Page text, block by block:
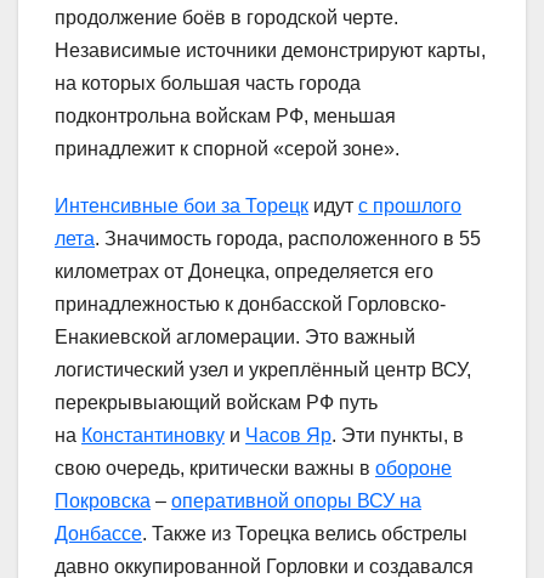
продолжение боёв в городской черте.
Независимые источники демонстрируют карты,
на которых большая часть города
подконтрольна войскам РФ, меньшая
принадлежит к спорной «серой зоне».
Интенсивные бои за Торецк идут с прошлого
лета. Значимость города, расположенного в 55
километрах от Донецка, определяется его
принадлежностью к донбасской Горловско-
Енакиевской агломерации. Это важный
логистический узел и укреплённый центр ВСУ,
перекрывыающий войскам РФ путь
на Константиновку и Часов Яр. Эти пункты, в
свою очередь, критически важны в обороне
Покровска – оперативной опоры ВСУ на
Донбассе. Также из Торецка велись обстрелы
давно оккупированной Горловки и создавался